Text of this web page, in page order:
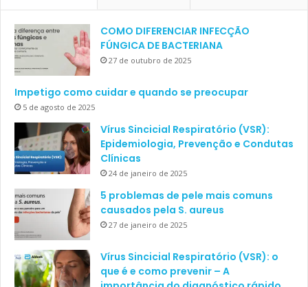
COMO DIFERENCIAR INFECÇÃO
FÚNGICA DE BACTERIANA
27 de outubro de 2025
Impetigo como cuidar e quando se preocupar
5 de agosto de 2025
Vírus Sincicial Respiratório (VSR):
Epidemiologia, Prevenção e Condutas
Clínicas
24 de janeiro de 2025
5 problemas de pele mais comuns
causados pela S. aureus
27 de janeiro de 2025
Vírus Sincicial Respiratório (VSR): o
que é e como prevenir – A